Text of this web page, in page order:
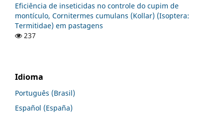
Eficiência de inseticidas no controle do cupim de
montículo, Cornitermes cumulans (Kollar) (Isoptera:
Termitidae) em pastagens
237
Idioma
Português (Brasil)
Español (España)